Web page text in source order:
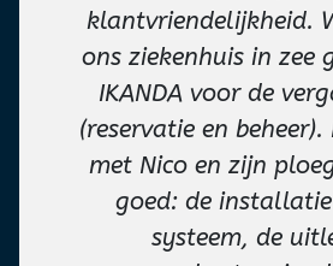
klantvriendelijkheid.
ons ziekenhuis in zee
IKANDA voor de
(reservatie en
met Nico en zijn
goed: de
systeem, de